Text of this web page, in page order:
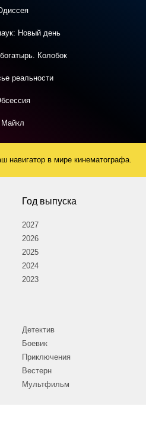
Новый день
Колобок
реальности
Майкл
навигатор в мире кинематографа.
Год выпуска
2027
2026
2025
2024
2023
Детектив
Боевик
Приключения
Вестерн
Мультфильм